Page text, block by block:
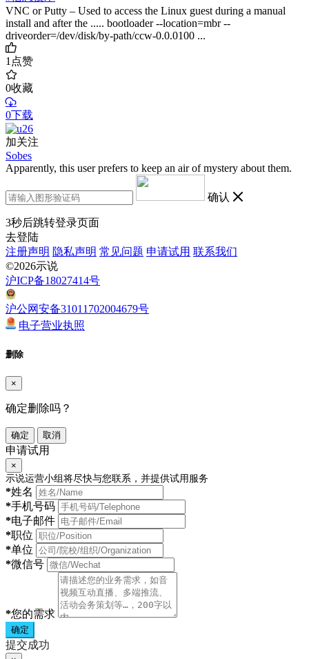
VNC or Putty – Used to access the Linux guest during a manual
install and after the ..... bootloader --location=mbr --
driveorder=/dev/disk/by-path/ccw-0.0.0100 ...
1点赞
0收藏
0下载
加关注
Sobes
Apparently, this user prefers to keep an air of mystery about them.
确认
3秒后跳转登录页面
去登陆
注册声明 隐私声明 常见问题 申请试用 联系我们
©2026示说
沪ICP备18027414号
沪公网安备31011702004679号
电子营业执照
删除
×
确定删除吗？
确定 取消
申请试用
×
示说运营小组将尽快与您联系，并提供试用服务
*姓名
*手机号码
*电子邮件
*职位
*单位
*微信号
*您的需求
确定
提交成功